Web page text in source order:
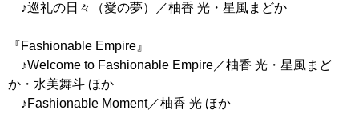
♪巡礼の日々（愛の夢）／柚香 光・星風まどか
『Fashionable Empire』
♪Welcome to Fashionable Empire／柚香 光・星風まど
か・水美舞斗 ほか
♪Fashionable Moment／柚香 光 ほか